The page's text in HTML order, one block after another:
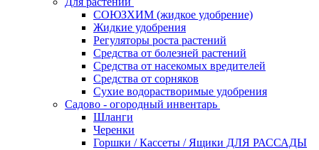
СОЮЗХИМ (жидкое удобрение)
Жидкие удобрения
Регуляторы роста растений
Средства от болезней растений
Средства от насекомых вредителей
Средства от сорняков
Сухие водорастворимые удобрения
Садово - огородный инвентарь
Шланги
Черенки
Горшки / Кассеты / Ящики ДЛЯ РАССАДЫ